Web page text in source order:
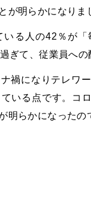
が明らかになりま
いる人の42％が
ぎて、従業員への
禍になりテレワ
いる点です。コ
明らかになったの